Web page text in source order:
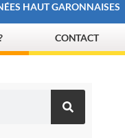
HAUT GARONNAISES
CONTACT